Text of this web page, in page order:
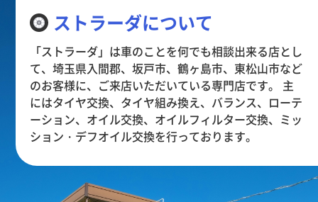
ストラーダについて
「ストラーダ」は車のことを何でも相談出来る店とし
て、埼玉県入間郡、坂戸市、鶴ヶ島市、東松山市など
のお客様に、ご来店いただいている専門店です。 主
にはタイヤ交換、タイヤ組み換え、バランス、ローテ
ーション、オイル交換、オイルフィルター交換、ミッ
ション・デフオイル交換を行っております。